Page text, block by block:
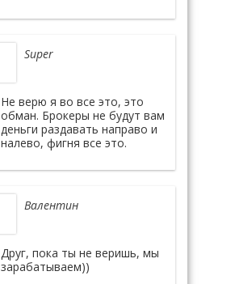
Super
Не верю я во все это, это
обман. Брокеры не будут вам
деньги раздавать направо и
налево, фигня все это.
Валентин
Друг, пока ты не веришь, мы
зарабатываем))